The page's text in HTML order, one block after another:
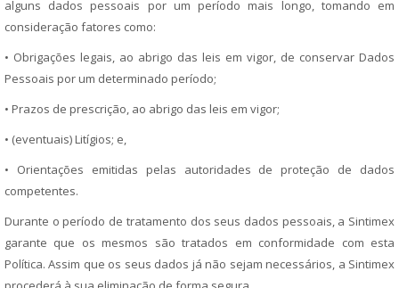
alguns dados pessoais por um período mais longo, tomando em
consideração fatores como:
• Obrigações legais, ao abrigo das leis em vigor, de conservar Dados
Pessoais por um determinado período;
• Prazos de prescrição, ao abrigo das leis em vigor;
• (eventuais) Litígios; e,
• Orientações emitidas pelas autoridades de proteção de dados
competentes.
Durante o período de tratamento dos seus dados pessoais, a Sintimex
garante que os mesmos são tratados em conformidade com esta
Política. Assim que os seus dados já não sejam necessários, a Sintimex